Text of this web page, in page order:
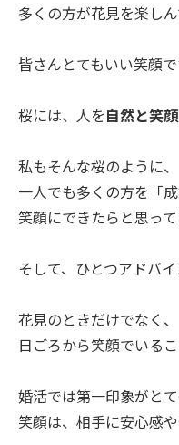
多くの方が花見を楽しん
皆さんとてもいい笑顔で
桜には、人を自然と笑
私もそんな桜のように、
一人でも多くの方を「
笑顔にできたらと思って
そして、ひとつアドバイ
花見のときだけでなく、
日ごろから笑顔でいる
婚活では第一印象がとて
笑顔は、相手に安心感